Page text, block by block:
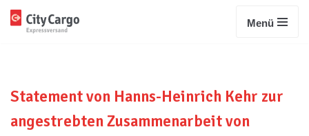
Menü
Statement von Hanns-Heinrich Kehr zur
angestrebten Zusammenarbeit von